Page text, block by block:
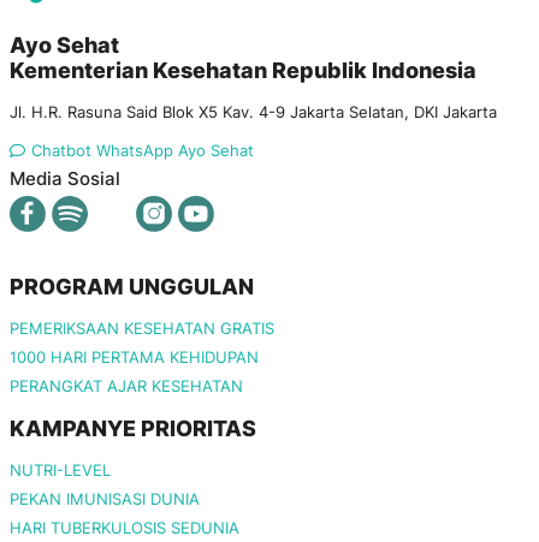
Ayo Sehat
Kementerian Kesehatan Republik Indonesia
Jl. H.R. Rasuna Said Blok X5 Kav. 4-9 Jakarta Selatan, DKI Jakarta
Chatbot WhatsApp Ayo Sehat
Media Sosial
PROGRAM UNGGULAN
PEMERIKSAAN KESEHATAN GRATIS
1000 HARI PERTAMA KEHIDUPAN
PERANGKAT AJAR KESEHATAN
KAMPANYE PRIORITAS
NUTRI-LEVEL
PEKAN IMUNISASI DUNIA
HARI TUBERKULOSIS SEDUNIA